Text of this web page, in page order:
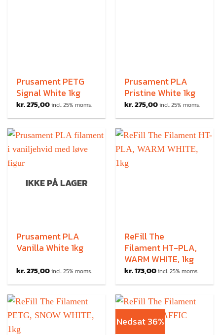
Prusament PETG
Signal White 1kg
kr.275,00incl. 25% moms.
Prusament PLA
Pristine White 1kg
kr.275,00incl. 25% moms.
IKKE PÅ LAGER
Prusament PLA
Vanilla White 1kg
kr.275,00incl. 25% moms.
ReFill The
Filament HT-PLA,
WARM WHITE, 1kg
kr.173,00incl. 25% moms.
Nedsat 36%